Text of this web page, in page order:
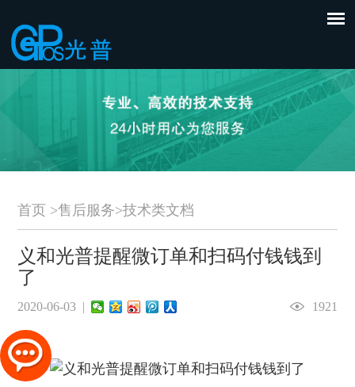
首页 >售后服务>技术类文档
义和光普提醒微订单和扫码付钱钱到
了
2020-06-03 | 1921